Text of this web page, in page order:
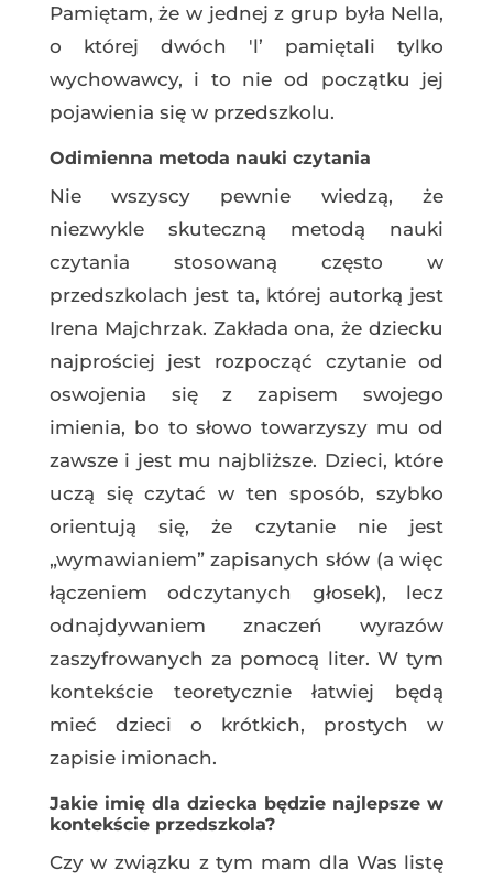
Pamiętam, że w jednej z grup była Nella,
o której dwóch 'l’ pamiętali tylko
wychowawcy, i to nie od początku jej
pojawienia się w przedszkolu.
Odimienna metoda nauki czytania
Nie wszyscy pewnie wiedzą, że
niezwykle skuteczną metodą nauki
czytania stosowaną często w
przedszkolach jest ta, której autorką jest
Irena Majchrzak. Zakłada ona, że dziecku
najprościej jest rozpocząć czytanie od
oswojenia się z zapisem swojego
imienia, bo to słowo towarzyszy mu od
zawsze i jest mu najbliższe. Dzieci, które
uczą się czytać w ten sposób, szybko
orientują się, że czytanie nie jest
„wymawianiem” zapisanych słów (a więc
łączeniem odczytanych głosek), lecz
odnajdywaniem znaczeń wyrazów
zaszyfrowanych za pomocą liter. W tym
kontekście teoretycznie łatwiej będą
mieć dzieci o krótkich, prostych w
zapisie imionach.
Jakie imię dla dziecka będzie najlepsze w
kontekście przedszkola?
Czy w związku z tym mam dla Was listę